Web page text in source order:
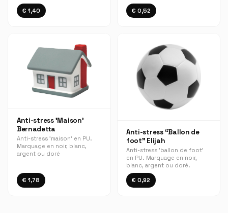
€ 1,40 € 0,52
Anti-stress 'Maison'
Bernadetta
Anti-stress 'maison' en PU.
Marquage en noir, blanc,
argent ou doré
€ 1,78
Anti-stress “Ballon de
foot” Elijah
Anti-stress 'ballon de foot'
en PU. Marquage en noir,
blanc, argent ou doré.
€ 0,92